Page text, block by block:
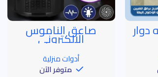
دوار خصم الساعة الذهبية
صاعق الناموس
الالكترونى
أدوات منزلية
متوفر الآن